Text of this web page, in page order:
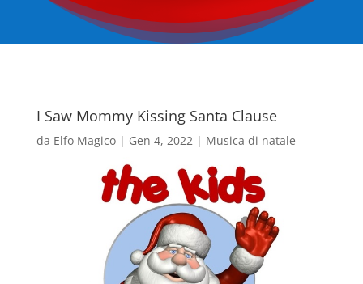
I Saw Mommy Kissing Santa Clause
da Elfo Magico| Gen 4, 2022| Musica di natale